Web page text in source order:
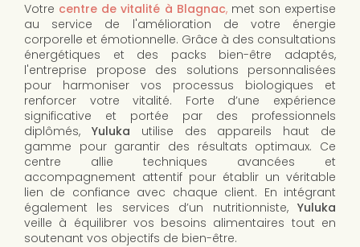
Votre centre de vitalité à Blagnac, met son expertise
au service de l'amélioration de votre énergie
corporelle et émotionnelle. Grâce à des consultations
énergétiques et des packs bien-être adaptés,
l'entreprise propose des solutions personnalisées
pour harmoniser vos processus biologiques et
renforcer votre vitalité. Forte d’une expérience
significative et portée par des professionnels
diplômés, Yuluka utilise des appareils haut de
gamme pour garantir des résultats optimaux. Ce
centre allie techniques avancées et
accompagnement attentif pour établir un véritable
lien de confiance avec chaque client. En intégrant
également les services d’un nutritionniste, Yuluka
veille à équilibrer vos besoins alimentaires tout en
soutenant vos objectifs de bien-être.